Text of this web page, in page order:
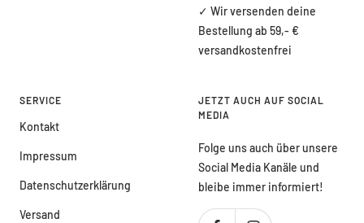
✓ Wir versenden deine
Bestellung ab 59,- €
versandkostenfrei
SERVICE
Kontakt
Impressum
Datenschutzerklärung
Versand
JETZT AUCH AUF SOCIAL
MEDIA
Folge uns auch über unsere
Social Media Kanäle und
bleibe immer informiert!